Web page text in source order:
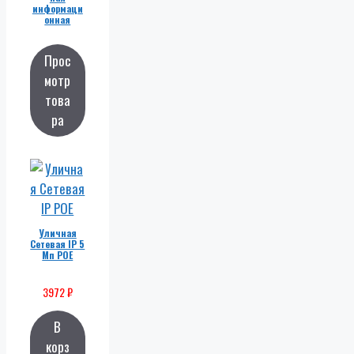
информаци
онная
Прос
мотр
това
ра
Уличная
Сетевая IP 5
Мп POE
3972₽
В
корз